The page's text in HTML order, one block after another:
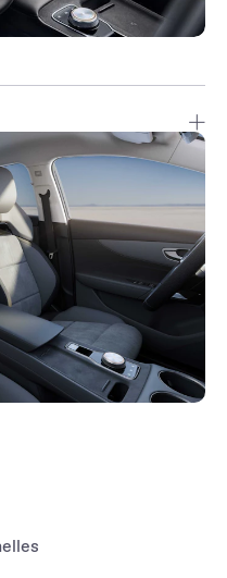
dans un univers de
6 airbags : frontaux,